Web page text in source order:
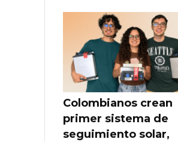
Colombianos crean
primer sistema de
seguimiento solar,